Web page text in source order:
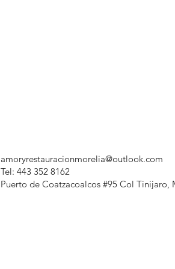
amoryrestauracionmorelia@outlook.com
Tel: 443 352 8162
Puerto de Coatzacoalcos #95 Col Tinijaro,